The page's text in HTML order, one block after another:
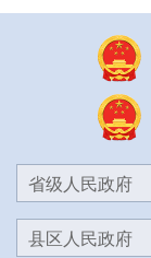
省级人民政府
县区人民政府